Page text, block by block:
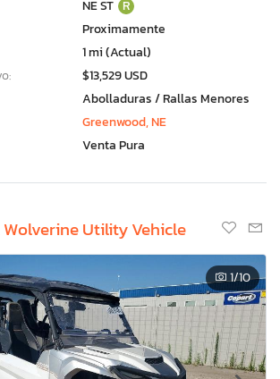
NE ST R
Proximamente
1 mi (Actual)
$13,529 USD
Abolladuras / Rallas Menores
Greenwood, NE
Venta Pura
Wolverine Utility Vehicle
1/10